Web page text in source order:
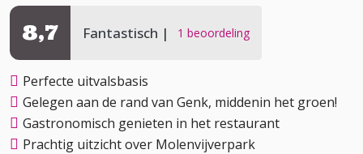
Fantastisch 1 beoordeling
8,7
Perfecte uitvalsbasis
Gelegen aan de rand van Genk, middenin het groen!
Gastronomisch genieten in het restaurant
Prachtig uitzicht over Molenvijverpark